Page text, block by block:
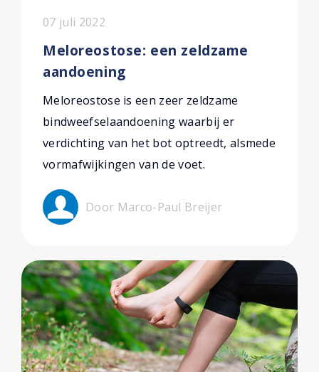
07 juli 2022
Meloreostose: een zeldzame
aandoening
Meloreostose is een zeer zeldzame
bindweefselaandoening waarbij er
verdichting van het bot optreedt, alsmede
vormafwijkingen van de voet.
Door Marco-Paul Breijer